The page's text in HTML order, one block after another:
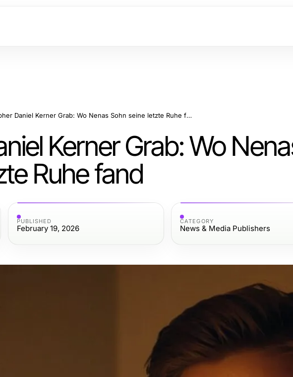
Christopher Daniel Kerner Grab: Wo Nenas Sohn seine letzte Ruhe fand
Kerner Grab: Wo
Ruhe fand
PUBLISHED
February 19, 2026
CATEGORY
News & Media Publishers